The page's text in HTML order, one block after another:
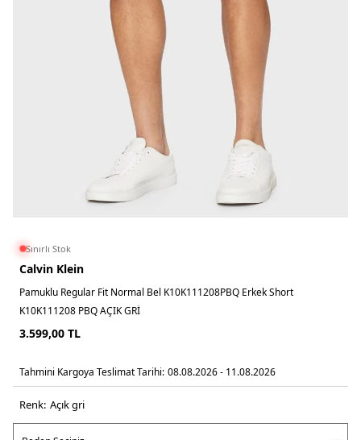
Sınırlı Stok
Calvin Klein
Pamuklu Regular Fit Normal Bel K10K111208PBQ Erkek Short
K10K111208 PBQ AÇIK GRİ
3.599,00 TL
Tahmini Kargoya Teslimat Tarihi: 08.08.2026 - 11.08.2026
Renk: açik gri̇